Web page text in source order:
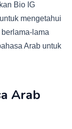
Bio IG
mengetahui
lama
Arab untuk
Arab